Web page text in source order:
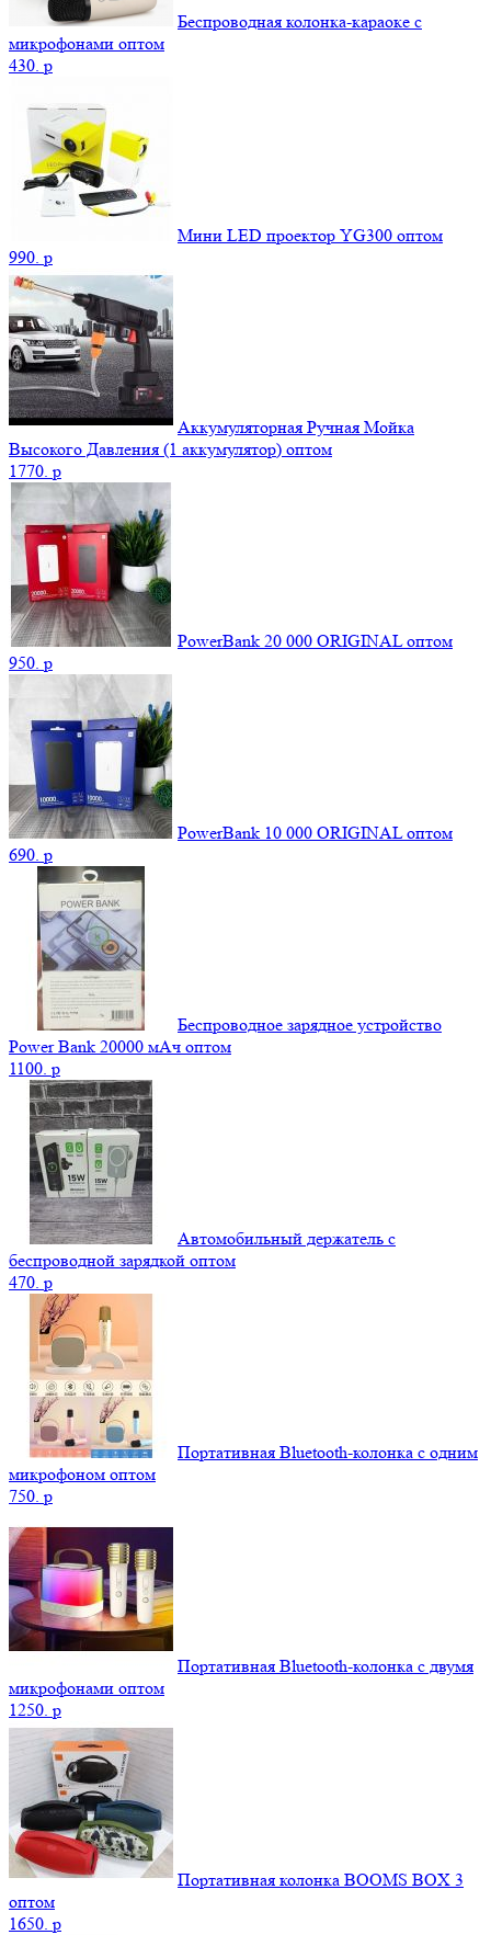
Беспроводная колонка-караоке с
микрофонами оптом
430. p
Мини LED проектор YG300 оптом
990. p
Аккумуляторная Ручная Мойка
Высокого Давления (1 аккумулятор) оптом
1770. p
PowerBank 20 000 ORIGINAL оптом
950. p
PowerBank 10 000 ORIGINAL оптом
690. p
Беспроводное зарядное устройство
Power Bank 20000 мАч оптом
1100. p
Автомобильный держатель с
беспроводной зарядкой оптом
470. p
Портативная Bluetooth-колонка c одним
микрофоном оптом
750. p
Портативная Bluetooth-колонка c двумя
микрофонами оптом
1250. p
Портативная колонка BOOMS BOX 3
оптом
1650. p